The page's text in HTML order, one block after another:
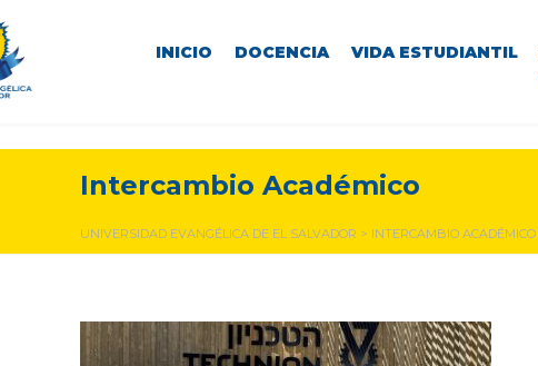
INICIO DOCENCIA VIDA ESTUDIANTIL
Intercambio Académico
UNIVERSIDAD EVANGÉLICA DE EL SALVADOR > INTERCAMBIO ACADÉMICO